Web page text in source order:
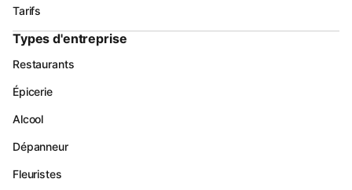
Tarifs
Types d'entreprise
Restaurants
Épicerie
Alcool
Dépanneur
Fleuristes